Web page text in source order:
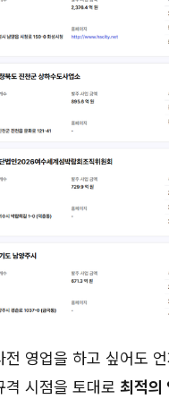
전 영업을 하고 싶어도
격 시점을 토대로 최적의